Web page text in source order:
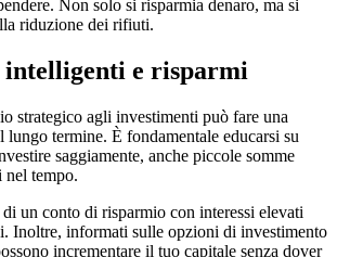
Non solo si risparmia denaro, ma si
riduzione dei rifiuti.
e risparmi
strategico agli investimenti può fare una
lungo termine. È fondamentale educarsi su
saggiamente, anche piccole somme
nel tempo.
di un conto di risparmio con interessi elevati
Inoltre, informati sulle opzioni di investimento
incrementare il tuo capitale senza dover